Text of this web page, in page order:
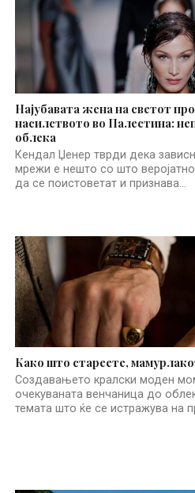
Најубавата жена на светот
насилството во Палестина:
облека
Кендал Џенер тврди дека
мрежи е нешто со што
да се поистоветат и признава...
Како што стареете,
Создавањето кралски моден
очекуваната венчаница до
темата што ќе се истражува на